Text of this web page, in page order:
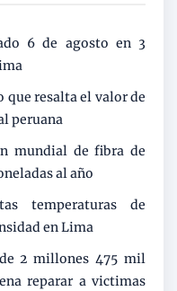
6 de agosto en 3
resalta el valor de
peruana
mundial de fibra de
al año
temperaturas de
en Lima
2 millones 475 mil
reparar a victimas